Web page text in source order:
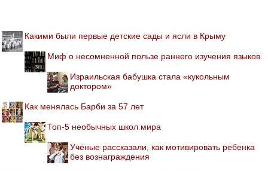
Какими были первые детские сады и ясли в Крыму
Миф о несомненной пользе раннего изучения языков
Израильская бабушка стала «кукольным
доктором»
Как менялась Барби за 57 лет
Топ-5 необычных школ мира
Учёные рассказали, как мотивировать ребенка
без вознаграждения